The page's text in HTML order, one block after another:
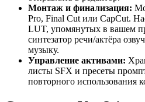
Монтаж и финализация:
Pro, Final Cut или CapCut.
LUT, упомянутых в вашем
синтезатор речи/актёра
музыку.
Управление активами:
листы SFX и пресеты
повторного использования